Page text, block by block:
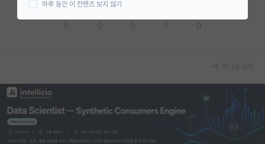
연구실(PI) 홍보 게시판
학부 인턴 게시판
취업 게시판
임용 후기 게시판
하루 동안 이 컨텐츠 보지 않기